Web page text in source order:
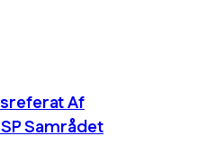
Af
Samrådet